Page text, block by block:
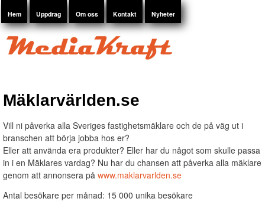
Hoppa till
huvudinnehåll
- Telefon 08-23
45 30
Huvudmeny
Hem Uppdrag Om oss Kontakt Nyheter
Mäklarvärlden.se
Vill ni påverka alla Sveriges fastighetsmäklare och de på väg ut i
branschen att börja jobba hos er?
Eller att använda era produkter? Eller har du något som skulle passa
in i en Mäklares vardag? Nu har du chansen att påverka alla mäklare
genom att annonsera på www.maklarvarlden.se
Antal besökare per månad: 15 000 unika besökare